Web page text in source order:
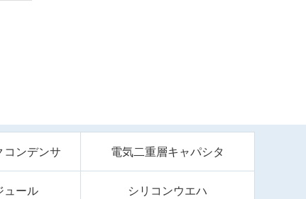
コンデンサ 電気二重層キャパシタ
ュール シリコンウエハ